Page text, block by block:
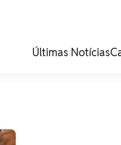
Últimas Notícias